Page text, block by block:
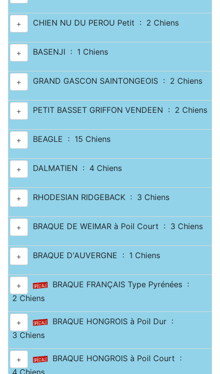
+ CHIEN NU DU PEROU Petit : 2 Chiens
+ BASENJI : 1 Chiens
+ GRAND GASCON SAINTONGEOIS : 2 Chiens
+ PETIT BASSET GRIFFON VENDEEN : 2 Chiens
+ BEAGLE : 15 Chiens
+ DALMATIEN : 4 Chiens
+ RHODESIAN RIDGEBACK : 3 Chiens
+ BRAQUE DE WEIMAR à Poil Court : 3 Chiens
+ BRAQUE D'AUVERGNE : 1 Chiens
+
BRAQUE FRANÇAIS Type Pyrénées :
2 Chiens
+
BRAQUE HONGROIS à Poil Dur :
3 Chiens
+
BRAQUE HONGROIS à Poil Court :
4 Chiens